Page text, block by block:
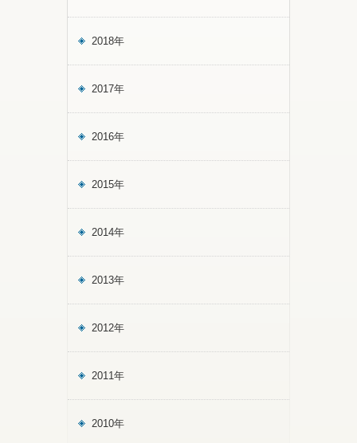
2018年
2017年
2016年
2015年
2014年
2013年
2012年
2011年
2010年